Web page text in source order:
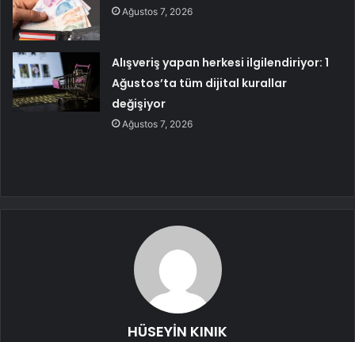
Ağustos 7, 2026
Alışveriş yapan herkesi ilgilendiriyor: 1
Ağustos’ta tüm dijital kurallar
değişiyor
Ağustos 7, 2026
HÜSEYİN KINIK